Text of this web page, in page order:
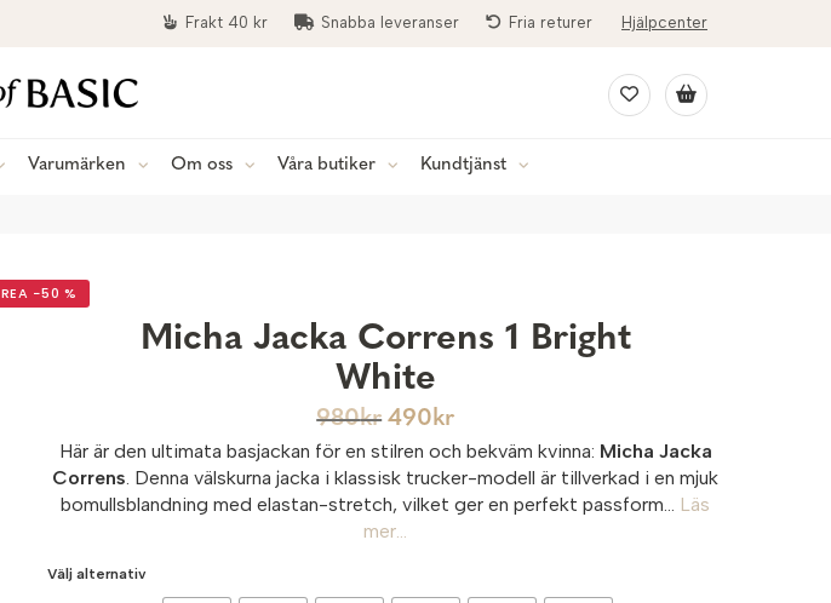
Frakt 40 kr Snabba leveranser Fria returer Hjälpcenter
Varumärken Om oss Våra butiker Kundtjänst
REA −50 %
Micha Jacka Correns 1 Bright
White
980kr 490kr
Här är den ultimata basjackan för en stilren och bekväm kvinna: Micha Jacka
Correns. Denna välskurna jacka i klassisk trucker-modell är tillverkad i en mjuk
bomullsblandning med elastan-stretch, vilket ger en perfekt passform... Läs
mer...
Välj alternativ